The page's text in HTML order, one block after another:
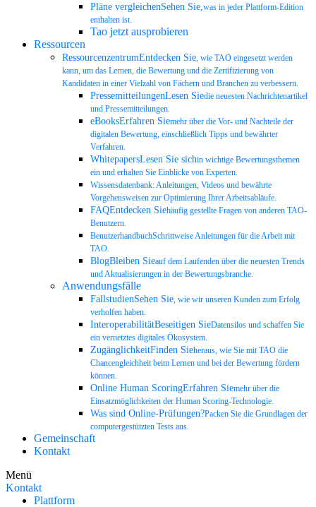
Pläne vergleichenSehen Sie,was in jeder Plattform-Edition
enthalten ist.
Tao jetzt ausprobieren
Ressourcen
RessourcenzentrumEntdecken Sie, wie TAO eingesetzt werden
kann, um das Lernen, die Bewertung und die Zertifizierung von
Kandidaten in einer Vielzahl von Fächern und Branchen zu verbessern.
PressemitteilungenLesen Siedie neuesten Nachrichtenartikel
und Pressemitteilungen.
eBooksErfahren Siemehr über die Vor- und Nachteile der
digitalen Bewertung, einschließlich Tipps und bewährter
Verfahren.
WhitepapersLesen Sie sichin wichtige Bewertungsthemen
ein und erhalten Sie Einblicke von Experten.
Wissensdatenbank: Anleitungen, Videos und bewährte
Vorgehensweisen zur Optimierung Ihrer Arbeitsabläufe.
FAQEntdecken Siehäufig gestellte Fragen von anderen TAO-
Benutzern.
BenutzerhandbuchSchrittweise Anleitungen für die Arbeit mit
TAO.
BlogBleiben Sieauf dem Laufenden über die neuesten Trends
und Aktualisierungen in der Bewertungsbranche.
Anwendungsfälle
FallstudienSehen Sie, wie wir unseren Kunden zum Erfolg
verholfen haben.
InteroperabilitätBeseitigen SieDatensilos und schaffen Sie
ein vernetztes digitales Ökosystem.
ZugänglichkeitFinden Sieheraus, wie Sie mit TAO die
Chancengleichheit beim Lernen und bei der Bewertung fördern
können.
Online Human ScoringErfahren Siemehr über die
Einsatzmöglichkeiten der Human Scoring-Technologie.
Was sind Online-Prüfungen?Packen Sie die Grundlagen der
computergestützten Tests aus.
Gemeinschaft
Kontakt
Menü
Kontakt
Plattform